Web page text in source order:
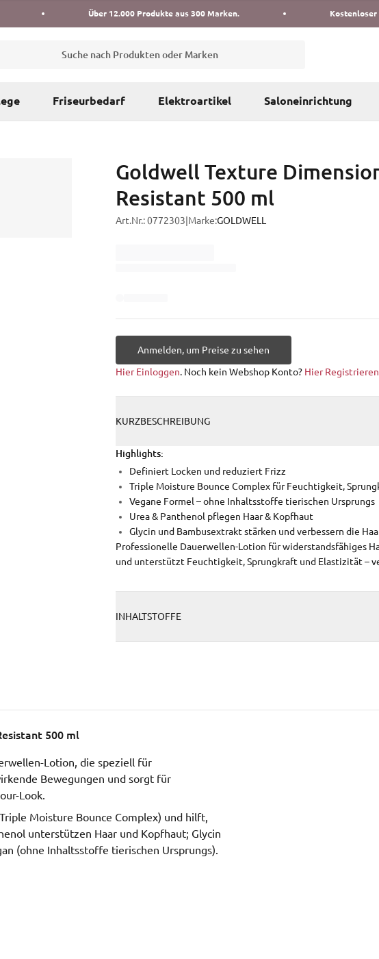
Über 12.000 Produkte aus 300 Marken. Kostenloser
Suche nach Produkten oder Marken
Friseurbedarf Elektroartikel Saloneinrichtung
Goldwell Texture
Resistant 500 ml
Art.Nr.:0772303 Marke:GOLDWELL
Anmelden, um Preise zu sehen
Hier Einloggen. Noch kein Webshop Konto? Hier Registrieren
KURZBESCHREIBUNG
Highlights:
Definiert Locken und reduziert Frizz
Triple Moisture Bounce Complex für Feuchtigkeit,
Vegane Formel – ohne Inhaltsstoffe tierischen Ursprungs
Urea & Panthenol pflegen Haar & Kopfhaut
Glycin und Bambusextrakt stärken und verbessern die
Professionelle Dauerwellen-Lotion für widerstandsfähiges
und unterstützt Feuchtigkeit, Sprungkraft und Elastizität –
INHALTSTOFFE
500 ml
Lotion, die speziell für
Bewegungen und sorgt für
Look.
Moisture Bounce Complex) und hilft,
unterstützen Haar und Kopfhaut; Glycin
(ohne Inhaltsstoffe tierischen Ursprungs).